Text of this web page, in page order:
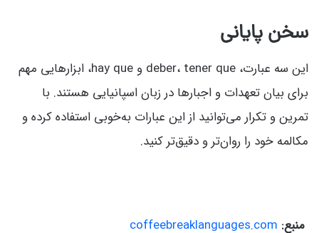
سخن پایانی
این سه عبارت، deber، tener que و hay que، ابزارهایی مهم
برای بیان تعهدات و اجبارها در زبان اسپانیایی هستند. با
تمرین و تکرار می‌توانید از این عبارات به‌خوبی استفاده کرده و
مکالمه خود را روان‌تر و دقیق‌تر کنید.
منبع: coffeebreaklanguages.com